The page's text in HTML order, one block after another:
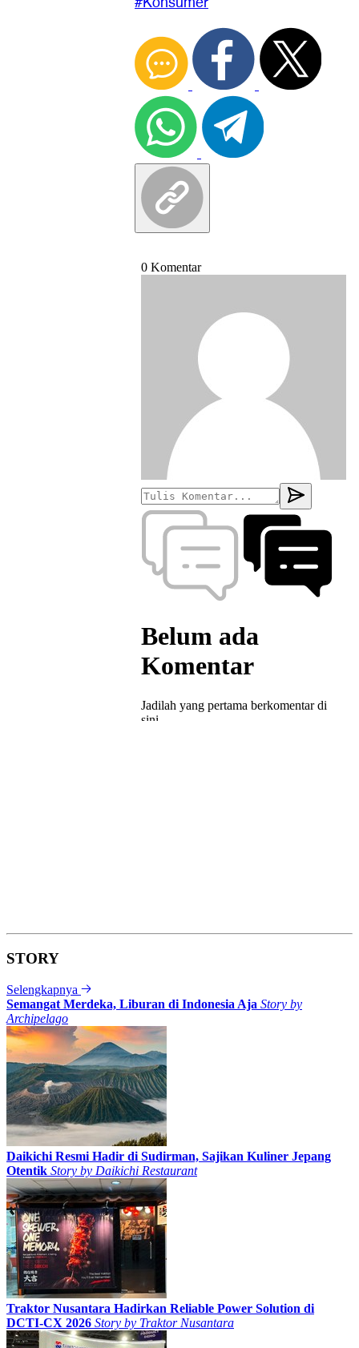
STORY
Selengkapnya
Semangat Merdeka, Liburan di Indonesia Aja Story by
Archipelago
Daikichi Resmi Hadir di Sudirman, Sajikan Kuliner Jepang
Otentik Story by Daikichi Restaurant
Traktor Nusantara Hadirkan Reliable Power Solution di
DCTI-CX 2026 Story by Traktor Nusantara